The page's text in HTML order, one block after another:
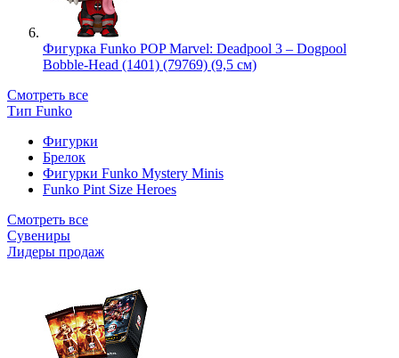
Фигурка Funko POP Marvel: Deadpool 3 – Dogpool
Bobble-Head (1401) (79769) (9,5 см)
Смотреть все
Тип Funko
Фигурки
Брелок
Фигурки Funko Mystery Minis
Funko Pint Size Heroes
Смотреть все
Сувениры
Лидеры продаж